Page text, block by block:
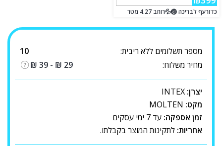
כדורעף לבריכה 🏐💦רוחב 4.27 מטר
מספר תשלומים ללא ריבית:
10
מחיר משלוח:
₪ 29
-
₪ 39
יצרן: INTEX
מקט: MOLTEN
זמן אספקה: עד 7 ימי עסקים
אחריות: לתקינות המוצר בקבלתו.